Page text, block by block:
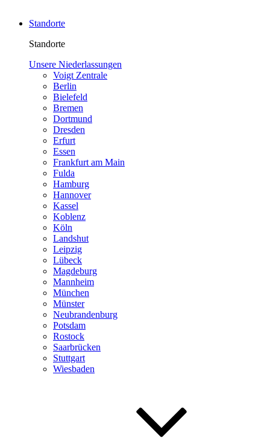
Standorte
Standorte
Unsere Niederlassungen
Voigt Zentrale
Berlin
Bielefeld
Bremen
Dortmund
Dresden
Erfurt
Essen
Frankfurt am Main
Fulda
Hamburg
Hannover
Kassel
Koblenz
Köln
Landshut
Leipzig
Lübeck
Magdeburg
Mannheim
München
Münster
Neubrandenburg
Potsdam
Rostock
Saar­brücken
Stuttgart
Wiesbaden